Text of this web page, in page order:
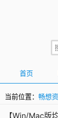
首页
当前位置： 畅想
【Win/Mac版